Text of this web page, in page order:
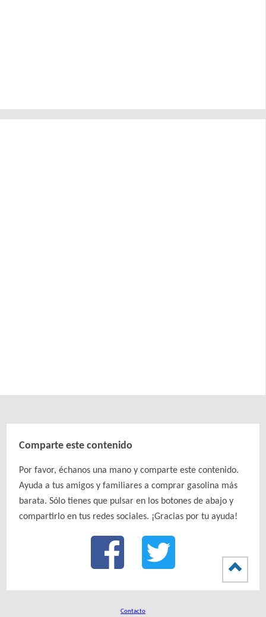
Comparte este contenido
Por favor, échanos una mano y comparte este contenido.
Ayuda a tus amigos y familiares a comprar gasolina más
barata. Sólo tienes que pulsar en los botones de abajo y
compartirlo en tus redes sociales. ¡Gracias por tu ayuda!
Contacto